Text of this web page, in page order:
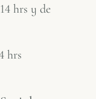
hrs y de
hrs